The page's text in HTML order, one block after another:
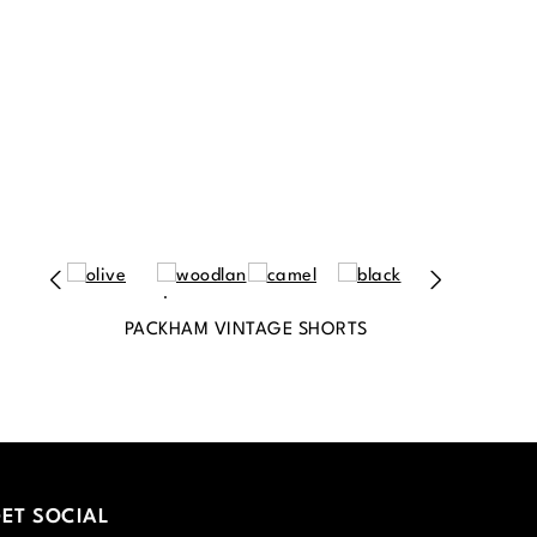
PACKHAM VINTAGE SHORTS
SOCIAL